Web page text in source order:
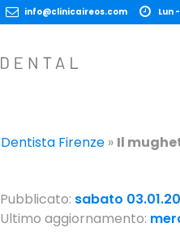
info@clinicaireos.com Lun
Dentista Firenze» Il
Pubblicato: sabato
Ultimo aggiornamento: